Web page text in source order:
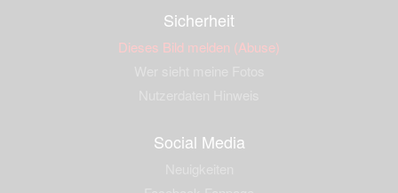
Sicherheit
Dieses Bild melden (Abuse)
Social Media